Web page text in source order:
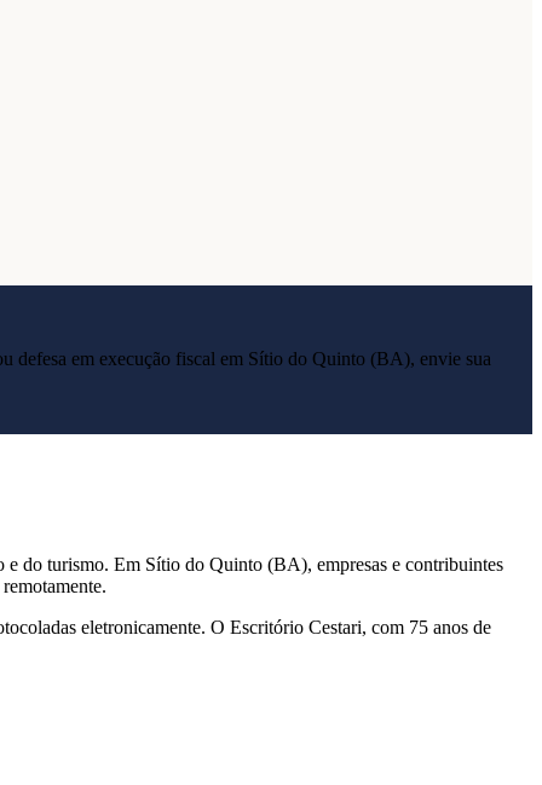
defesa em execução fiscal em Sítio do Quinto (BA), envie sua
e do turismo. Em Sítio do Quinto (BA), empresas e contribuintes
eletronicamente. O Escritório Cestari, com 75 anos de